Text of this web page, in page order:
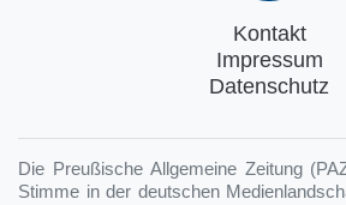
Kontakt
Impressum
Datenschutz
Die Preußische Allgemeine Zeitung
Stimme in der deutschen